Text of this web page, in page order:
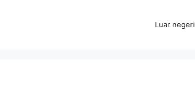
Luar negeri